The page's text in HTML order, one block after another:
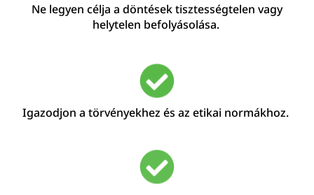
Ne legyen célja a döntésektisztességtelen vagy
helytelen befolyásolása.
Igazodjon a törvényekhez és az etikai normákhoz.